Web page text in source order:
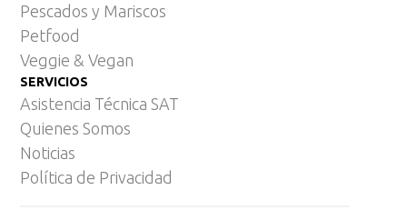
Pescados y Mariscos
Petfood
Veggie & Vegan
SERVICIOS
Asistencia Técnica SAT
Quienes Somos
Noticias
Política de Privacidad